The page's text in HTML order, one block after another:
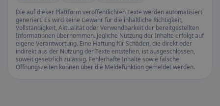
Die auf dieser Plattform veröffentlichten Texte werden automatisiert
generiert. Es wird keine Gewähr für die inhaltliche Richtigkeit,
Vollständigkeit, Aktualität oder Verwendbarkeit der bereitgestellten
Informationen übernommen. Jegliche Nutzung der Inhalte erfolgt auf
eigene Verantwortung. Eine Haftung für Schäden, die direkt oder
indirekt aus der Nutzung der Texte entstehen, ist ausgeschlossen,
soweit gesetzlich zulässig. Fehlerhafte Inhalte sowie falsche
Öffnungszeiten können über die Meldefunktion gemeldet werden.